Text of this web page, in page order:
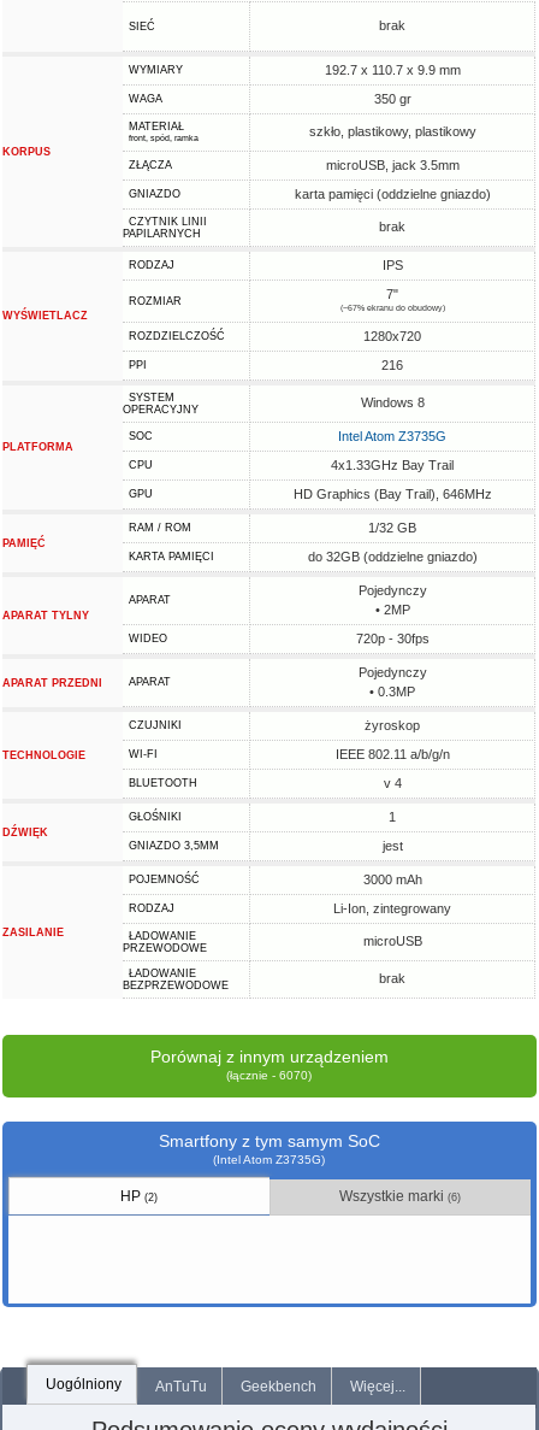
SIEĆ brak
KORPUS
WYMIARY 192.7 x 110.7 x 9.9 mm
WAGA 350 gr
MATERIAŁ
front, spód, ramka szkło, plastikowy, plastikowy
ZŁĄCZA microUSB, jack 3.5mm
GNIAZDO karta pamięci (oddzielne gniazdo)
CZYTNIK LINII
PAPILARNYCH
brak
WYŚWIETLACZ
RODZAJ IPS
ROZMIAR 7"
(~67% ekranu do obudowy)
ROZDZIELCZOŚĆ 1280x720
PPI 216
PLATFORMA
SYSTEM
OPERACYJNY
Windows 8
SOC Intel Atom Z3735G
CPU 4x1.33GHz Bay Trail
GPU HD Graphics (Bay Trail), 646MHz
PAMIĘĆ
RAM / ROM 1/32 GB
KARTA PAMIĘCI do 32GB (oddzielne gniazdo)
APARAT TYLNY
APARAT
Pojedynczy
• 2MP
WIDEO 720p - 30fps
APARAT PRZEDNI APARAT
Pojedynczy
• 0.3MP
TECHNOLOGIE
CZUJNIKI żyroskop
WI-FI IEEE 802.11 a/b/g/n
BLUETOOTH v 4
DŹWIĘK
GŁOŚNIKI 1
GNIAZDO 3,5MM jest
ZASILANIE
POJEMNOŚĆ 3000 mAh
RODZAJ Li-Ion, zintegrowany
ŁADOWANIE
PRZEWODOWE
microUSB
ŁADOWANIE
BEZPRZEWODOWE
brak
Porównaj z innym urządzeniem
(łącznie - 6070)
Smartfony z tym samym SoC
(Intel Atom Z3735G)
HP(2) Wszystkie marki(6)
Uogólniony AnTuTu Geekbench Więcej...